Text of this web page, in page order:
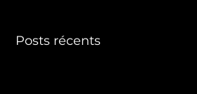
Posts récents